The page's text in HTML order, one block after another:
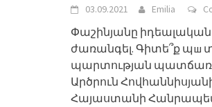
03.09.2021 Emilia
Փաշինյանը իդեալական
ժառանգել. Գիտե՞ք պш
պարտության պատճառը
Արծրուն
Հայաստանի